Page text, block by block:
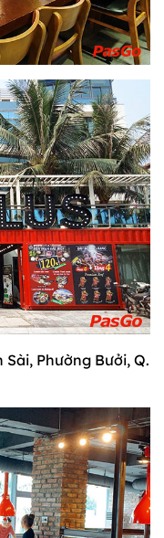
Sài, Phường Bưởi, Q.